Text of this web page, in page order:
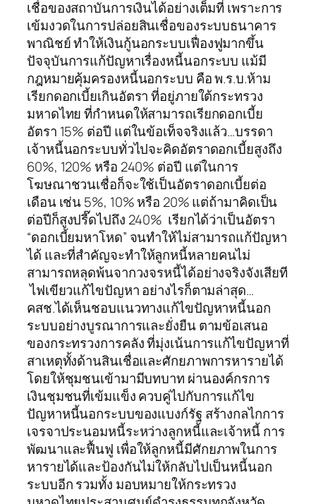
เชื่อของสถาบันการเงินได้อย่างเต็มที่ เพราะการ
เข้มงวดในการปล่อยสินเชื่อของระบบธนาคาร
พาณิชย์ ทำให้เงินกู้นอกระบบเฟื่องฟูมากขึ้น
ปัจจุบันการแก้ปัญหาเรื่องหนี้นอกระบบ แม้มี
กฎหมายคุ้มครองหนี้นอกระบบ คือ พ.ร.บ.ห้าม
เรียกดอกเบี้ยเกินอัตรา ที่อยู่ภายใต้กระทรวง
มหาดไทย ที่กำหนดให้สามารถเรียกดอกเบี้ย
อัตรา 15% ต่อปี แต่ในข้อเท็จจริงแล้ว…บรรดา
เจ้าหนี้นอกระบบทั่วไปจะคิดอัตราดอกเบี้ยสูงถึง
60%, 120% หรือ 240% ต่อปี แต่ในการ
โฆษณาชวนเชื่อก็จะใช้เป็นอัตราดอกเบี้ยต่อ
เดือน เช่น 5%, 10% หรือ 20% แต่ถ้ามาคิดเป็น
ต่อปีก็สูงปรี๊ดไปถึง 240% เรียกได้ว่าเป็นอัตรา
“ดอกเบี้ยมหาโหด” จนทำให้ไม่สามารถแก้ปัญหา
ได้ และที่สำคัญจะทำให้ลูกหนี้หลายคนไม่
สามารถหลุดพ้นจากวงจรหนี้ได้อย่างจริงจังเสียที
ไฟเขียวแก้ไขปัญหา อย่างไรก็ตามล่าสุด…
คสช.ได้เห็นชอบแนวทางแก้ไขปัญหาหนี้นอก
ระบบอย่างบูรณาการและยั่งยืน ตามข้อเสนอ
ของกระทรวงการคลัง ที่มุ่งเน้นการแก้ไขปัญหาที่
สาเหตุทั้งด้านสินเชื่อและศักยภาพการหารายได้
โดยให้ชุมชนเข้ามามีบทบาท ผ่านองค์กรการ
เงินชุมชนที่เข้มแข็ง ควบคู่ไปกับการแก้ไข
ปัญหาหนี้นอกระบบของแบงก์รัฐ สร้างกลไกการ
เจรจาประนอมหนี้ระหว่างลูกหนี้และเจ้าหนี้ การ
พัฒนาและฟื้นฟู เพื่อให้ลูกหนี้มีศักยภาพในการ
หารายได้และป้องกันไม่ให้กลับไปเป็นหนี้นอก
ระบบอีก รวมทั้ง มอบหมายให้กระทรวง